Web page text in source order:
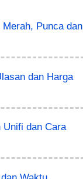
Punca dan
dan Harga
Unifi dan Cara